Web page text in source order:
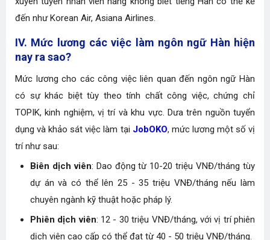
đến như Korean Air, Asiana Airlines.
IV. Mức lương các việc làm ngôn ngữ Hàn hiện
nay ra sao?
Mức lương cho các công việc liên quan đến ngôn ngữ Hàn
có sự khác biệt tùy theo tính chất công việc, chứng chỉ
TOPIK, kinh nghiệm, vị trí và khu vực. Dưa trên nguồn tuyển
dụng và khảo sát việc làm tại JobOKO, mức lương một số vị
trí như sau:
Biên dịch viên: Dao động từ 10-20 triệu VNĐ/tháng tùy
dự án và có thể lên 25 - 35 triệu VNĐ/tháng nếu làm
chuyên ngành kỹ thuật hoặc pháp lý.
Phiên dịch viên: 12 - 30 triệu VNĐ/tháng, với vị trí phiên
dịch viên cao cấp có thể đạt từ 40 - 50 triệu VNĐ/tháng.